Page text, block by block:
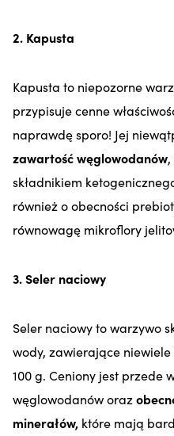
2. Kapusta
Kapusta to niepozorne
przypisuje cenne
naprawdę sporo! Jej
zawartość węglowodanów
składnikiem
również o obecności
równowagę mikroflory
3. Seler naciowy
Seler naciowy to warzywo
wody, zawierające
100 g. Ceniony jest przede
węglowodanów oraz
minerałów, które mają